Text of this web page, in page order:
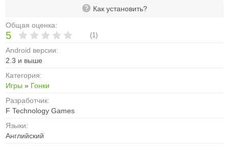
Как установить?
Общая оценка:
5 (1)
Android версии:
2.3 и выше
Категория:
Игры » Гонки
Разработчик:
F Technology Games
Языки:
Английский